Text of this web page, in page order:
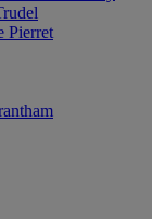
Pierret